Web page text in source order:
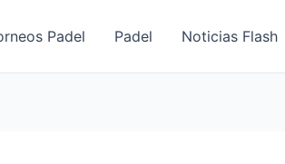
Padel Padel Noticias Flash